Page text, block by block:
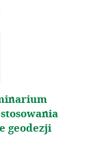
geodezji